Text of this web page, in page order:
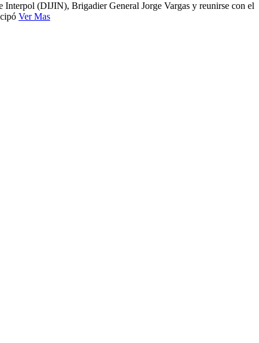
(DIJIN), Brigadier General Jorge Vargas y reunirse con el
Ver Mas